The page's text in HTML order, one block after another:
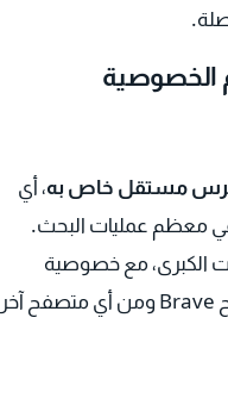
الخصوصية
مستقل خاص به، أي
في معظم عمليات البحث.
الكبرى، مع خصوصية
افتراضية دون تتبع. يعمل داخل متصفح Brave ومن أي متصفح آخر